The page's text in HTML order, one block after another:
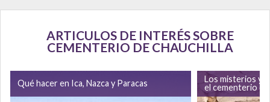
ARTICULOS DE INTERÉS SOBRE
CEMENTERIO DE CHAUCHILLA
Qué hacer en Ica, Nazca y Paracas
Los misterios y
el cementerio de